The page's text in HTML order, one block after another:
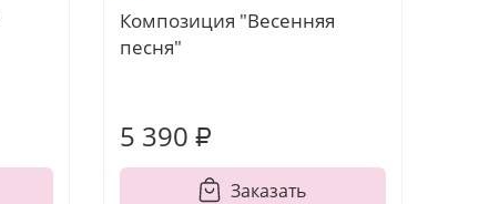
Композиция "Весенняя
песня"
5 390 ₽
Заказать